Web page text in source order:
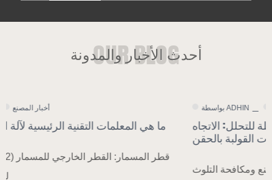
أحدث الأخبار والمدونة
بواسطة ADHIN
زيادة الطلب على المواد البلاستيكية القابلة للتحلل: الاتجاه
العام للتحول التكنولوجي لآلات القولبة بالحقن
منذ بداية هذا العام ، عزز بلدي باستمرار منع ومكافحة التلوث